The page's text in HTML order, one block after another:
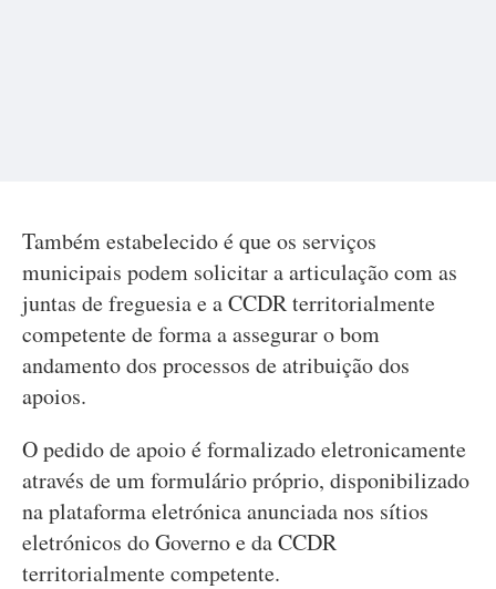
Também estabelecido é que os serviços
municipais podem solicitar a articulação com as
juntas de freguesia e a CCDR territorialmente
competente de forma a assegurar o bom
andamento dos processos de atribuição dos
apoios.
O pedido de apoio é formalizado eletronicamente
através de um formulário próprio, disponibilizado
na plataforma eletrónica anunciada nos sítios
eletrónicos do Governo e da CCDR
territorialmente competente.